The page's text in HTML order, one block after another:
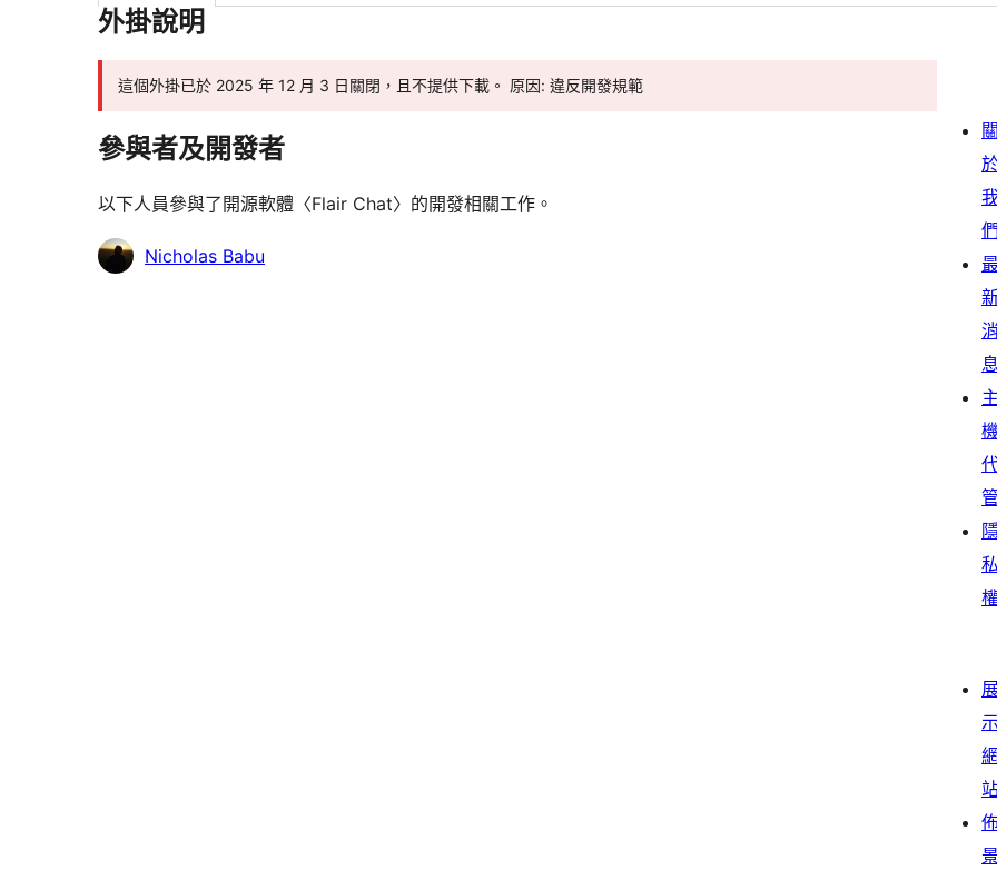
外掛說明
這個外掛已於 2025 年 12 月 3 日關閉，且不提供下載。 原因: 違反開發規範
參與者及開發者
以下人員參與了開源軟體〈Flair Chat〉的開發相關工作。
參
Nicholas Babu
關
們
最
消
息
主
私
網
景